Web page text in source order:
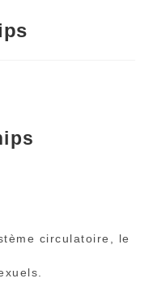
circulatoire, le